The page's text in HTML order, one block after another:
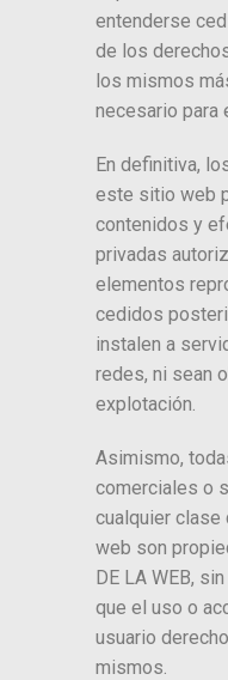
entenderse
de los
los mismos
necesario para
En definitiva,
este sitio web
contenidos y
privadas
elementos
cedidos
instalen a
redes, ni sean
explotación.
Asimismo,
comerciales o
cualquier clase
web son
DE LA WEB,
que el uso o
usuario
mismos.